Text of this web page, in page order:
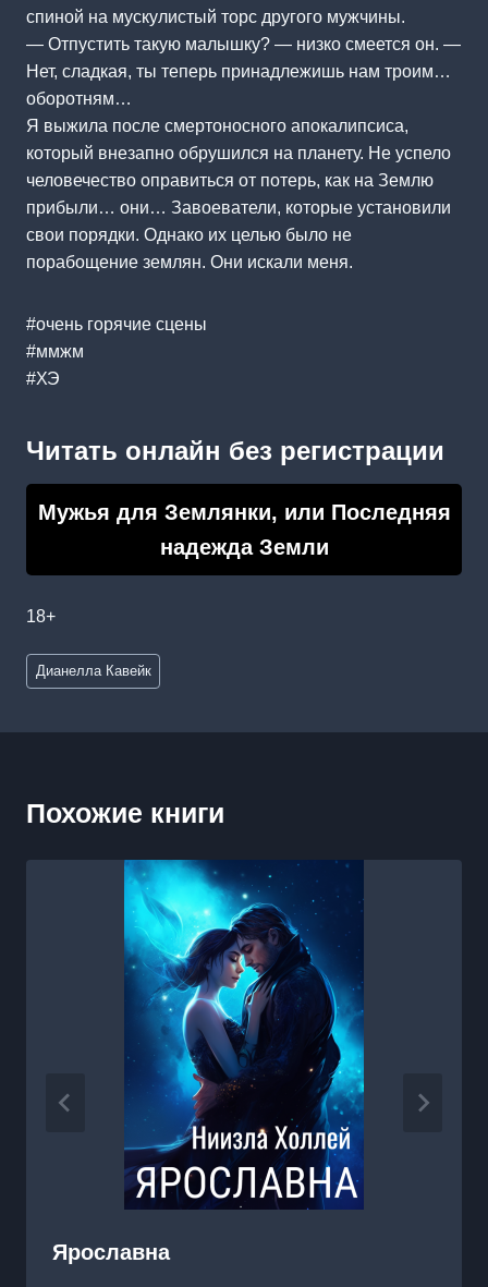
спиной на мускулистый торс другого мужчины.
— Отпустить такую малышку? — низко смеется он. —
Нет, сладкая, ты теперь принадлежишь нам троим…
оборотням…
Я выжила после смертоносного апокалипсиса,
который внезапно обрушился на планету. Не успело
человечество оправиться от потерь, как на Землю
прибыли… они… Завоеватели, которые установили
свои порядки. Однако их целью было не
порабощение землян. Они искали меня.
#очень горячие сцены
#ммжм
#ХЭ
Читать онлайн без регистрации
Мужья для Землянки, или Последняя
надежда Земли
18+
Метки
записи:
Дианелла Кавейк
Похожие книги
Ярославна